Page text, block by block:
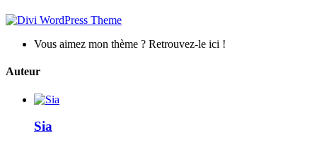
Vous aimez mon thème ? Retrouvez-le ici !
Auteur
Sia